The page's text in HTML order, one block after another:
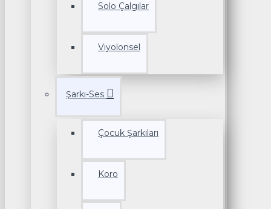
Solo Çalgılar
Viyolonsel
Şarkı-Ses
Çocuk Şarkıları
Koro